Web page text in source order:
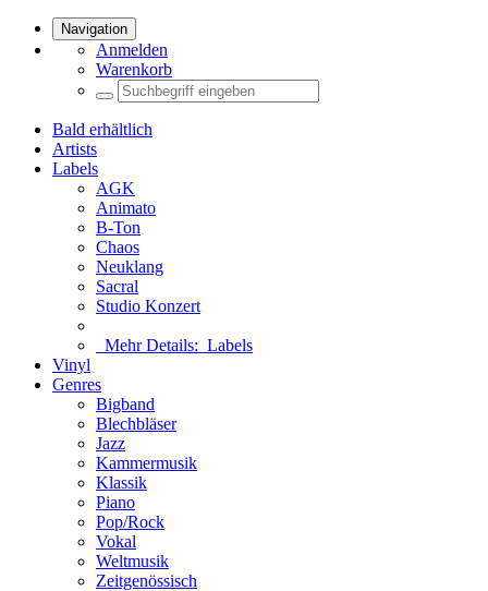
Navigation
Anmelden
Warenkorb
Bald erhältlich
Artists
Labels
AGK
Animato
B-Ton
Chaos
Neuklang
Sacral
Studio Konzert
Mehr Details: Labels
Vinyl
Genres
Bigband
Blechbläser
Jazz
Kammermusik
Klassik
Piano
Pop/Rock
Vokal
Weltmusik
Zeitgenössisch